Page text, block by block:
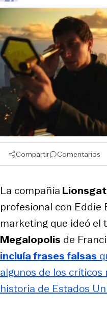
Compartir Comentarios
La compañía
profesional con Eddie
marketing que ideó el
Megalopolis de
incluía frases falsas
algunos de los
historia de Estados